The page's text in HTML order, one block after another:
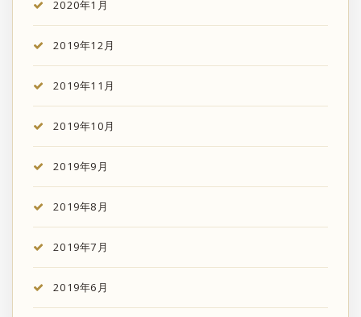
2020年1月
2019年12月
2019年11月
2019年10月
2019年9月
2019年8月
2019年7月
2019年6月